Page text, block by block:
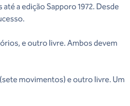
a edição Sapporo 1972. Desde
e outro livre. Ambos devem
movimentos) e outro livre. Um